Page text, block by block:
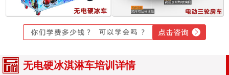
无电硬冰淇淋车培训详情